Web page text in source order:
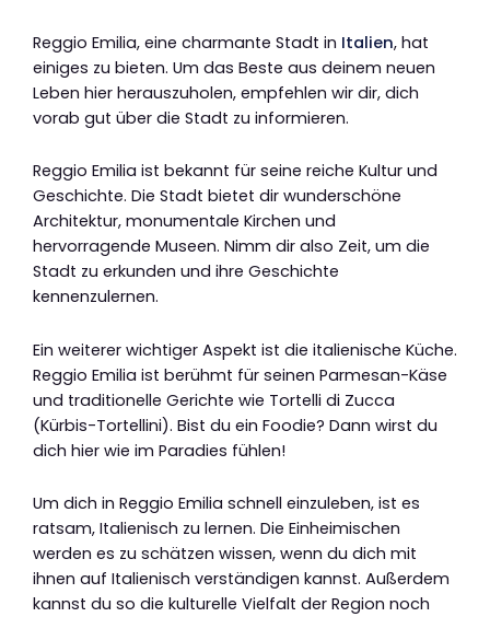
Reggio Emilia, eine charmante Stadt in Italien, hat
einiges zu bieten. Um das Beste aus deinem neuen
Leben hier herauszuholen, empfehlen wir dir, dich
vorab gut über die Stadt zu informieren.
Reggio Emilia ist bekannt für seine reiche Kultur und
Geschichte. Die Stadt bietet dir wunderschöne
Architektur, monumentale Kirchen und
hervorragende Museen. Nimm dir also Zeit, um die
Stadt zu erkunden und ihre Geschichte
kennenzulernen.
Ein weiterer wichtiger Aspekt ist die italienische Küche.
Reggio Emilia ist berühmt für seinen Parmesan-Käse
und traditionelle Gerichte wie Tortelli di Zucca
(Kürbis-Tortellini). Bist du ein Foodie? Dann wirst du
dich hier wie im Paradies fühlen!
Um dich in Reggio Emilia schnell einzuleben, ist es
ratsam, Italienisch zu lernen. Die Einheimischen
werden es zu schätzen wissen, wenn du dich mit
ihnen auf Italienisch verständigen kannst. Außerdem
kannst du so die kulturelle Vielfalt der Region noch